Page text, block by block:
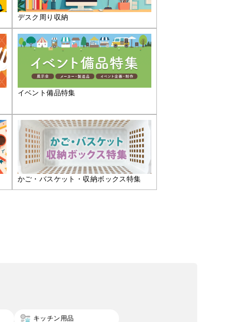
デスク周り収納
イベント備品特集
かご・バスケット・収納ボックス特集
キッチン用品